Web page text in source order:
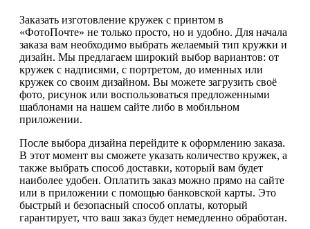
Заказать изготовление кружек с принтом в
«ФотоПочте» не только просто, но и удобно. Для начала
заказа вам необходимо выбрать желаемый тип кружки и
дизайн. Мы предлагаем широкий выбор вариантов: от
кружек с надписями, с портретом, до именных или
кружек со своим дизайном. Вы можете загрузить своё
фото, рисунок или воспользоваться предложенными
шаблонами на нашем сайте либо в мобильном
приложении.
После выбора дизайна перейдите к оформлению заказа.
В этот момент вы сможете указать количество кружек, а
также выбрать способ доставки, который вам будет
наиболее удобен. Оплатить заказ можно прямо на сайте
или в приложении с помощью банковской карты. Это
быстрый и безопасный способ оплаты, который
гарантирует, что ваш заказ будет немедленно обработан.